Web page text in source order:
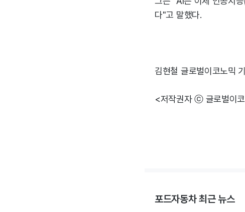
다"고 말했다.
김현철 글로벌이코노믹
<저작권자 ⓒ 글로벌이
포드자동차 최근 뉴스